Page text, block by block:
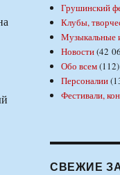
Грушинский
Клубы,
Музыкальные
Новости(42
Обо всем(112)
Персоналии
Фестивали,
СВЕЖИЕ